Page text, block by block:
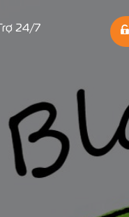
24/7